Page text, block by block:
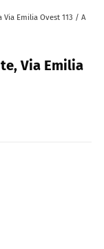
Emilia Ovest 113 / A
Via Emilia